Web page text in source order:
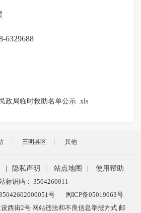
政局临时救助名单公示 .xls
三明县区 其他
隐私声明 站点地图
使用帮助
标识码： 3504260011
号
闽ICP备05019063号
西街2号 网站违法和不良信息举报方式 邮